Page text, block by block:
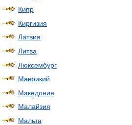
Кипр
Киргизия
Латвия
Литва
Люксембург
Маврикий
Македония
Малайзия
Мальта